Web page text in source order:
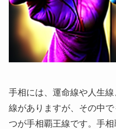
手相には、運命線や人生
線がありますが、その中
つが手相覇王線です。手